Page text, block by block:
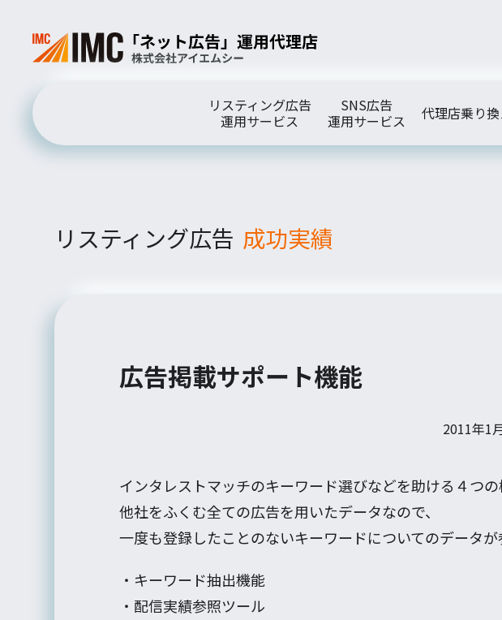
リスティング広告
運用サービス
SNS広告
運用サービス
代理店乗り
リスティング広告 成功実績
広告掲載サポート機能
2011年1
インタレストマッチのキーワード選びなどを助ける４つの
他社をふくむ全ての広告を用いたデータなので、
一度も登録したことのないキーワードについてのデータが
・キーワード抽出機能
・配信実績参照ツール